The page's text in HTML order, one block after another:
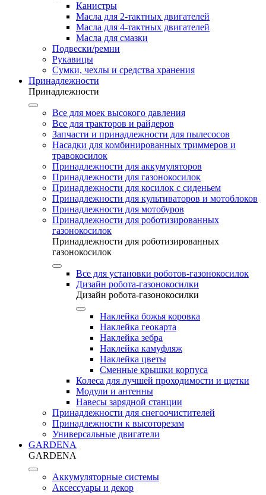
Канистры
Масла для 2-тактных двигателей
Масла для 4-тактных двигателей
Масла для смазки
Подвески/ремни
Рукавицы
Сумки, чехлы и средства хранения
Принадлежности
Принадлежности
Все для моек высокого давления
Все для тракторов и райдеров
Запчасти и принадлежности для пылесосов
Насадки для комбинированных триммеров и
травокосилок
Принадлежности для аккумуляторов
Принадлежности для газонокосилок
Принадлежности для косилок с сиденьем
Принадлежности для культиваторов и мотоблоков
Принадлежности для мотобуров
Принадлежности для роботизированных
газонокосилок
Принадлежности для роботизированных
газонокосилок
Все для установки роботов-газонокосилок
Дизайн робота-газонокосилки
Дизайн робота-газонокосилки
Наклейка божья коровка
Наклейка геокарта
Наклейка зебра
Наклейка камуфляж
Наклейка цветы
Сменные крышки корпуса
Колеса для лучшей проходимости и щетки
Модули и антенны
Навесы зарядной станции
Принадлежности для снегоочистителей
Принадлежности к высоторезам
Универсальные двигатели
GARDENA
GARDENA
Аккумуляторные системы
Аксессуары и декор